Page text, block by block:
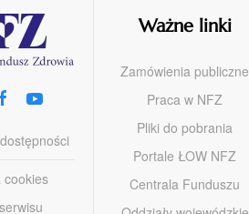
cookies
Ważne linki
Zamówienia publiczne
Praca w NFZ
Pliki do pobrania
Portale ŁOW NFZ
Centrala Funduszu